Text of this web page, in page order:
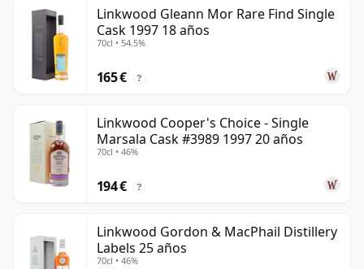
Linkwood Gleann Mor Rare Find Single
Cask 1997 18 años
70cl • 54.5%
165 € ?
Linkwood Cooper's Choice - Single
Marsala Cask #3989 1997 20 años
70cl • 46%
194 € ?
Linkwood Gordon & MacPhail Distillery
Labels 25 años
70cl • 46%